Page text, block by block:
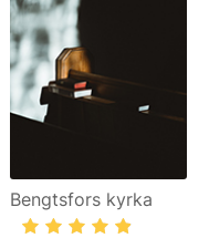
Bengtsfors kyrka